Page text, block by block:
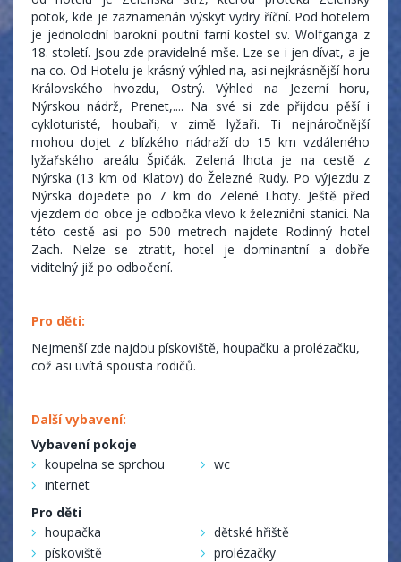
potok, kde je zaznamenán výskyt vydry říční. Pod hotelem
je jednolodní barokní poutní farní kostel sv. Wolfganga z
18. století. Jsou zde pravidelné mše. Lze se i jen dívat, a je
na co. Od Hotelu je krásný výhled na, asi nejkrásnější horu
Královského hvozdu, Ostrý. Výhled na Jezerní horu,
Nýrskou nádrž, Prenet,.... Na své si zde přijdou pěší i
cykloturisté, houbaři, v zimě lyžaři. Ti nejnáročnější
mohou dojet z blízkého nádraží do 15 km vzdáleného
lyžařského areálu Špičák. Zelená lhota je na cestě z
Nýrska (13 km od Klatov) do Železné Rudy. Po výjezdu z
Nýrska dojedete po 7 km do Zelené Lhoty. Ještě před
vjezdem do obce je odbočka vlevo k železniční stanici. Na
této cestě asi po 500 metrech najdete Rodinný hotel
Zach. Nelze se ztratit, hotel je dominantní a dobře
viditelný již po odbočení.
Pro děti:
Nejmenší zde najdou pískoviště, houpačku a prolézačku,
což asi uvítá spousta rodičů.
Další vybavení:
Vybavení pokoje
koupelna se sprchou
wc
internet
Pro děti
houpačka
dětské hřiště
pískoviště
prolézačky